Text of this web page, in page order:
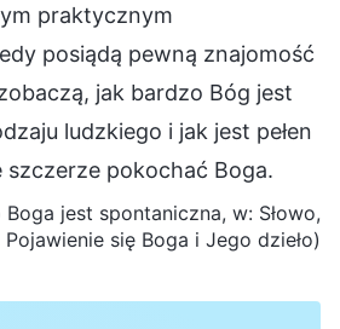
praktycznym
posiądą pewną znajomość
jak bardzo Bóg jest
ludzkiego i jak jest pełen
szczerze pokochać Boga.
jest spontaniczna, w: Słowo,
Pojawienie się Boga i Jego dzieło)